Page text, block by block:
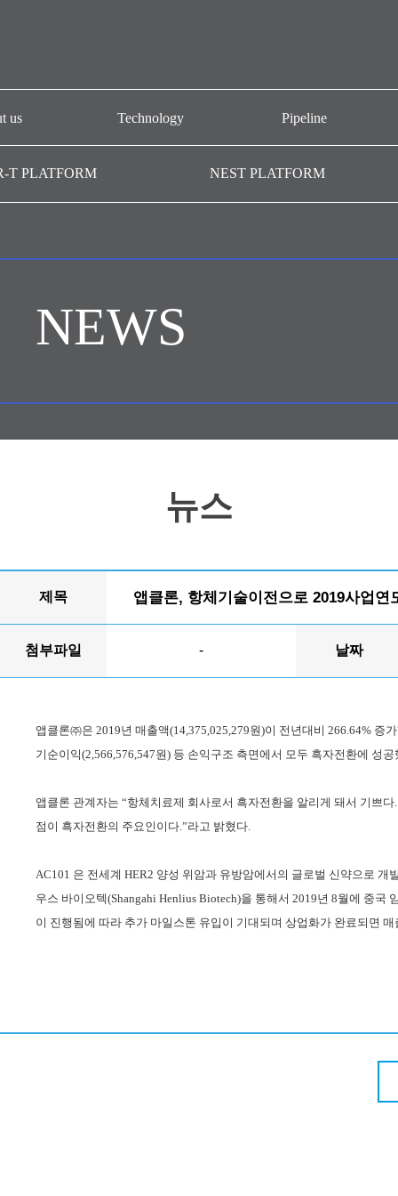
us
관
Technology Pipeline
AM201
T PLATFORM NEST PLATFORM
NEWS
뉴스
제목 앱클론, 항체기술이전으로 2019사업연
첨부파일 - 날짜
앱클론㈜은 2019년 매출액(14,375,025,279원)이 전년대비 266.64% 증
기순이익(2,566,576,547원) 등 손익구조 측면에서 모두 흑자전환에 성공
앱클론 관계자는 “항체치료제 회사로서 흑자전환을 알리게 돼서 기쁘다
점이 흑자전환의 주요인이다.”라고 밝혔다.
AC101 은 전세계 HER2 양성 위암과 유방암에서의 글로벌 신약으로 개
우스 바이오텍(Shangahi Henlius Biotech)을 통해서 2019년 8월에 중국
이 진행됨에 따라 추가 마일스톤 유입이 기대되며 상업화가 완료되면